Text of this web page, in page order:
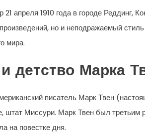
апреля 1910 года в городе Реддинг,
но и неподражаемый
мира.
детство Марка
писатель Марк Твен
штат Миссури. Марк Твен был третьим
на повестке дня.